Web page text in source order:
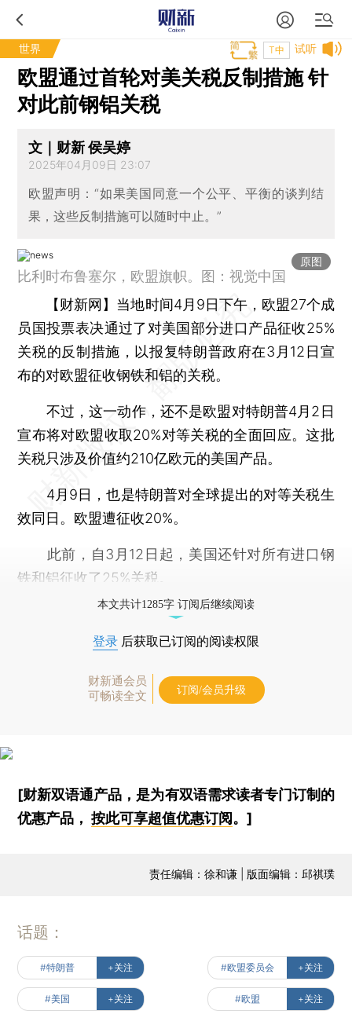
世界 试听
T中
欧盟通过首轮对美关税反制措施 针
对此前钢铝关税
文｜财新 侯吴婷
2025年04月09日 23:07
欧盟声明：“如果美国同意一个公平、平衡的谈判结
果，这些反制措施可以随时中止。”
原图
比利时布鲁塞尔，欧盟旗帜。图：视觉中国
【财新网】 当地时间4月9日下午，欧盟27个成
员国投票表决通过了对美国部分进口产品征收25%
关税的反制措施，以报复特朗普政府在3月12日宣
布的对欧盟征收钢铁和铝的关税。
不过，这一动作，还不是欧盟对特朗普4月2日
宣布将对欧盟收取20%对等关税的全面回应。这批
关税只涉及价值约210亿欧元的美国产品。
4月9日，也是特朗普对全球提出的对等关税生
效同日。欧盟遭征收20%。
此前，自3月12日起，美国还针对所有进口钢
铁和铝征收了25%关税。
本文共计1285字 订阅后继续阅读
登录 后获取已订阅的阅读权限
财新通会员
可畅读全文
订阅/会员升级
[财新双语通产品，是为有双语需求读者专门订制的
优惠产品，按此可享超值优惠订阅 。]
责任编辑：徐和谦 | 版面编辑：邱祺璞
话题：
#特朗普 +关注 #欧盟委员会 +关注
#美国 +关注 #欧盟 +关注